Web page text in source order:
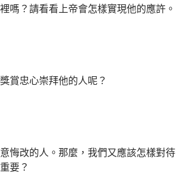
嗎？請看看上帝會怎樣實現他的應許。
賞忠心崇拜他的人呢？
悔改的人。那麼，我們又應該怎樣對待
要？